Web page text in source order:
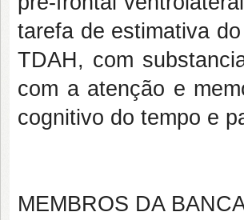
tarefa de estimativa
TDAH, com
com a atenção e
cognitivo do tempo e
MEMBROS DA